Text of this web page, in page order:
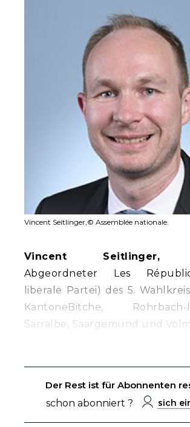
Vincent Seitlinger,© Assemblée nationale.
Vincent Seitlinger,
Abgeordneter Les
liberale Partei) des 5.
KantoneBitche, Rohrbach-
Sarralbe, Saargemünd und
Der Rest ist für Abonnenten
schon abonniert ?
sich